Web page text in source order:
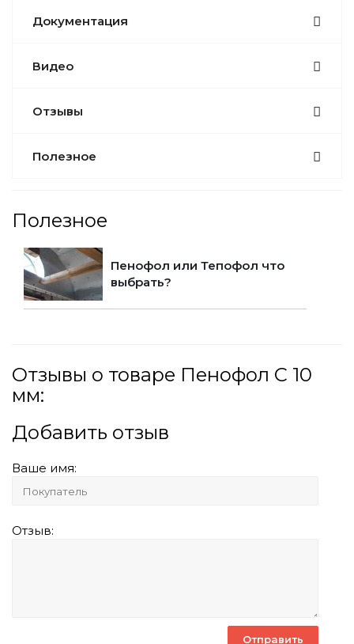
Документация
Видео
Отзывы
Полезное
Полезное
Пенофол или Тепофол что
выбрать?
Отзывы о товаре Пенофол С 10
мм:
Добавить отзыв
Ваше имя:
Отзыв: